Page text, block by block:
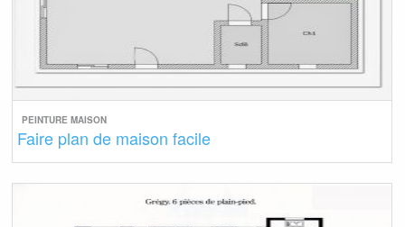
PEINTURE MAISON
Faire plan de maison facile